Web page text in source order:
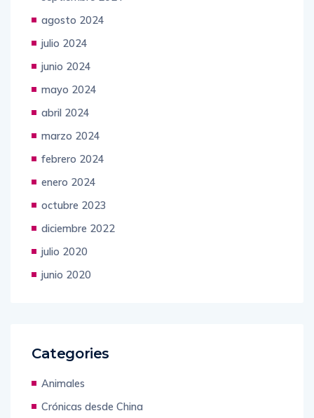
agosto 2024
julio 2024
junio 2024
mayo 2024
abril 2024
marzo 2024
febrero 2024
enero 2024
octubre 2023
diciembre 2022
julio 2020
junio 2020
Categories
Animales
Crónicas desde China